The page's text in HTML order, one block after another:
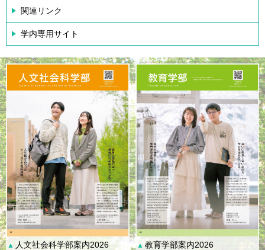
関連リンク
学内専用サイト
▲ 人文社会科学部案内2026 ▲ 教育学部案内2026